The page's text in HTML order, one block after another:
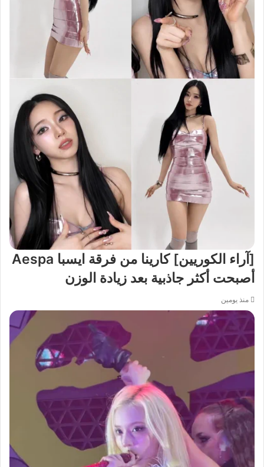
[آراء الكوريين] كارينا من فرقة ايسبا Aespa
أصبحت أكثر جاذبية بعد زيادة الوزن
منذ يومين